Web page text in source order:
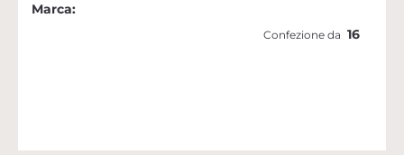
Marca:
Confezione da 16